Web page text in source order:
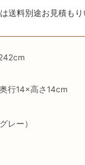
送料別途お見積もり
行14×高さ14cm
レー）